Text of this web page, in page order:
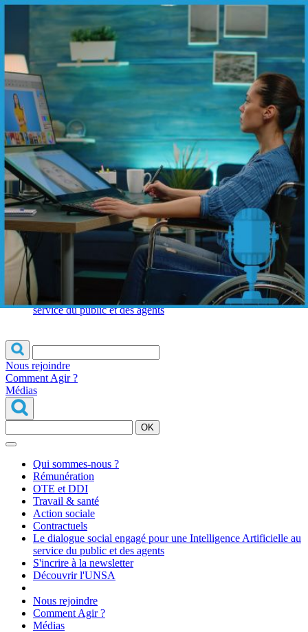
Qui
sommes-
nous ?
S'inscrire à
la
newsletter
Découvrir
l'UNSA
Rémunération
|
OTE et DDI
|
Travail & santé
Action sociale
|
Contractuels
Le dialogue social engagé pour une Intelligence Artificielle au
service du public et des agents
Nous rejoindre
Comment Agir ?
Médias
OK
Qui sommes-nous ?
Rémunération
OTE et DDI
Travail & santé
Action sociale
Contractuels
Le dialogue social engagé pour une Intelligence Artificielle au
service du public et des agents
S'incrire à la newsletter
Découvrir l'UNSA
Nous rejoindre
Comment Agir ?
Médias